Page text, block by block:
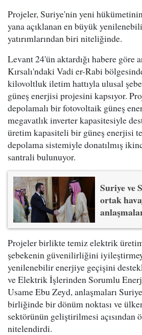
Projeler, Suriye'nin yeni
yana açıklanan en büyük
yatırımlarından biri niteliğinde.
Levant 24'ün aktardığı habere göre
Kırsalı'ndaki Vadi er-Rabi
kilovoltluk iletim hattıyla ulusal
güneş enerjisi projesini kapsıyor.
depolamalı bir fotovoltaik güneş
megavatlık inverter kapasitesiyle
üretim kapasiteli bir güneş enerjisi
depolama sistemiyle donatılmış
santrali bulunuyor.
Suriye ve
ortak
Projeler birlikte temiz elektrik
şebekenin güvenilirliğini
yenilenebilir enerjiye geçişini
ve Elektrik İşlerinden Sorumlu
Usame Ebu Zeyd, anlaşmaları
birliğinde bir dönüm noktası ve
sektörünün geliştirilmesi açısından
nitelendirdi.